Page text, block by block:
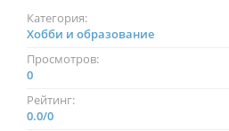
Категория:
Хобби и образование
Просмотров:
0
Рейтинг:
0.0/0